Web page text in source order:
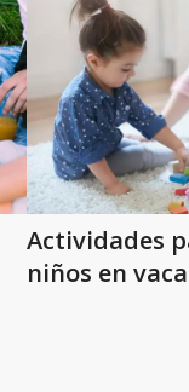
Actividades
niños en